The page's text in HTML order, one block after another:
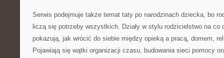
Serwis podejmuje także temat taty po narodzinach dziecka, bo
liczą się potrzeby wszystkich. Działy w stylu rodzicielstwo na co
pokazują, jak wrócić do siebie między opieką a pracą, domem,
Pojawiają się wątki organizacji czasu, budowania sieci pomocy